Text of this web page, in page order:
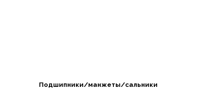
Подшипники/манжеты/сальники